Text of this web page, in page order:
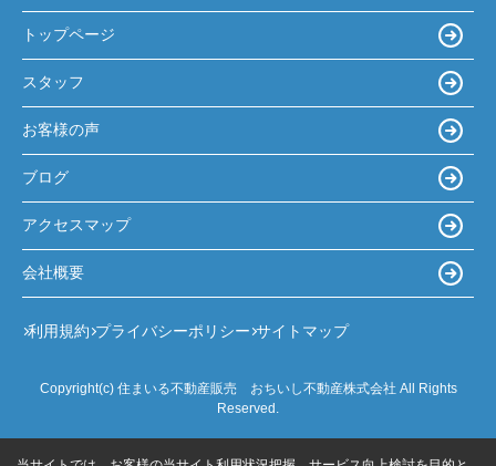
トップページ
スタッフ
お客様の声
ブログ
アクセスマップ
会社概要
利用規約 プライバシーポリシー サイトマップ
Copyright(c) 住まいる不動産販売 おちいし不動産株式会社 All Rights
Reserved.